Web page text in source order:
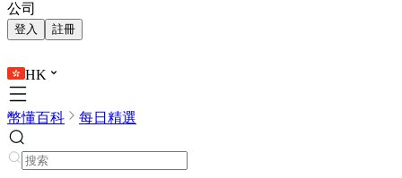
公司
登入 註冊
HK
幣懂百科 每日精選